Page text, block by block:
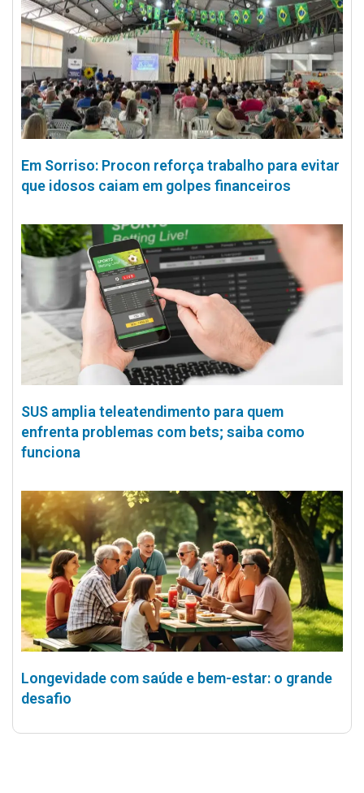
Em Sorriso: Procon reforça trabalho para evitar
que idosos caiam em golpes financeiros
SUS amplia teleatendimento para quem
enfrenta problemas com bets; saiba como
funciona
Longevidade com saúde e bem-estar: o grande
desafio